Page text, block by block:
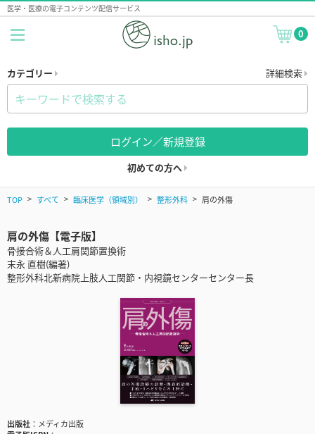
医学・医療の電子コンテンツ配信サービス
0
カテゴリー 詳細検索
ログイン／新規登録
初めての方へ
TOP すべて 臨床医学（領域別） 整形外科 肩の外傷
肩の外傷【電子版】
骨接合術＆人工肩関節置換術
末永 直樹(編著)
整形外科北新病院上肢人工関節・内視鏡センターセンター長
出版社
メディカ出版